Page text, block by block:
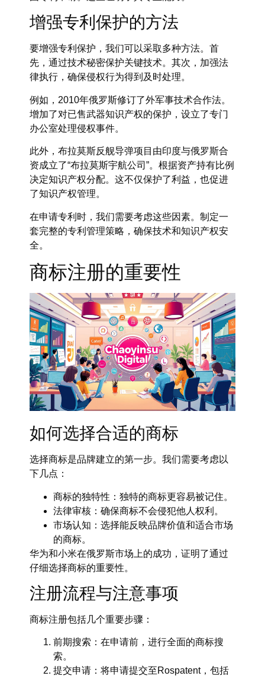
增强专利保护的方法
要增强专利保护，我们可以采取多种方法。首
先，通过技术秘密保护关键技术。其次，加强法
律执行，确保侵权行为得到及时处理。
例如，2010年俄罗斯修订了外军事技术合作法。
增加了对已售武器知识产权的保护，设立了专门
办公室处理侵权事件。
此外，布拉莫斯反舰导弹项目由印度与俄罗斯合
资成立了“布拉莫斯宇航公司”。根据资产持有比例
决定知识产权分配。这不仅保护了利益，也促进
了知识产权管理。
在申请专利时，我们需要考虑这些因素。制定一
套完整的专利管理策略，确保技术和知识产权安
全。
商标注册的重要性
如何选择合适的商标
选择商标是品牌建立的第一步。我们需要考虑以
下几点：
商标的独特性：独特的商标更容易被记住。
法律审核：确保商标不会侵犯他人权利。
市场认知：选择能反映品牌价值和适合市场
的商标。
华为和小米在俄罗斯市场上的成功，证明了通过
仔细选择商标的重要性。
注册流程与注意事项
商标注册包括几个重要步骤：
前期搜索：在申请前，进行全面的商标搜
索。
提交申请：将申请提交至Rospatent，包括